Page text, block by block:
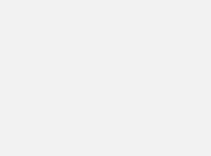
в Пермском крае